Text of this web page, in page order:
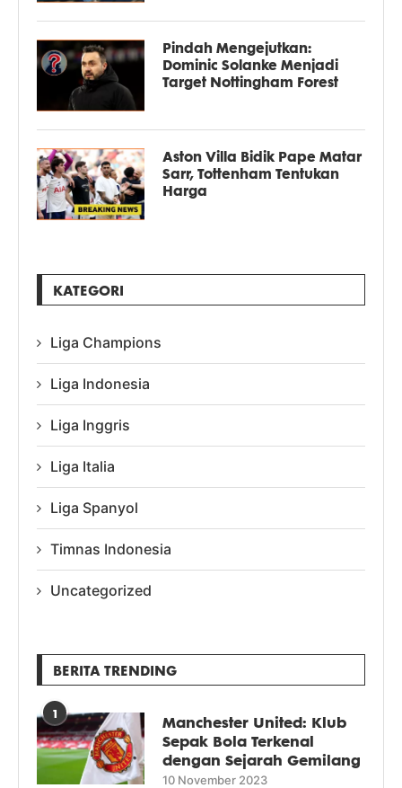
Pindah Mengejutkan:
Dominic Solanke Menjadi
Target Nottingham Forest
Aston Villa Bidik Pape Matar
Sarr, Tottenham Tentukan
Harga
KATEGORI
Liga Champions
Liga Indonesia
Liga Inggris
Liga Italia
Liga Spanyol
Timnas Indonesia
Uncategorized
BERITA TRENDING
1
Manchester United: Klub
Sepak Bola Terkenal
dengan Sejarah Gemilang
10 November 2023